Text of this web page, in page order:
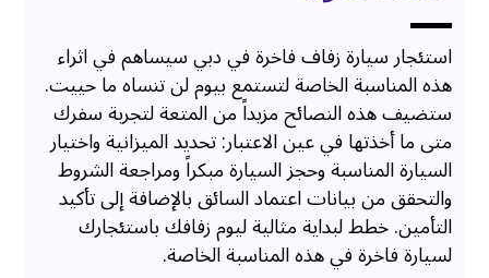
استئجار سيارة زفاف فاخرة في دبي سيساهم في اثراء
هذه المناسبة الخاصة لتستمع بيوم لن تنساه ما حييت.
ستضيف هذه النصائح مزيداً من المتعة لتجربة سفرك
متى ما أخذتها في عين الاعتبار: تحديد الميزانية واختيار
السيارة المناسبة وحجز السيارة مبكراً ومراجعة الشروط
والتحقق من بيانات اعتماد السائق بالإضافة إلى تأكيد
التأمين. خطط لبداية مثالية ليوم زفافك باستئجارك
لسيارة فاخرة في هذه المناسبة الخاصة.